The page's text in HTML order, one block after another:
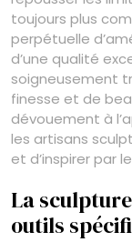
toujours plus
perpétuelle
d’une qualité
soigneusement
finesse et de
dévouement à
les artisans
et d’inspirer par
La
outils